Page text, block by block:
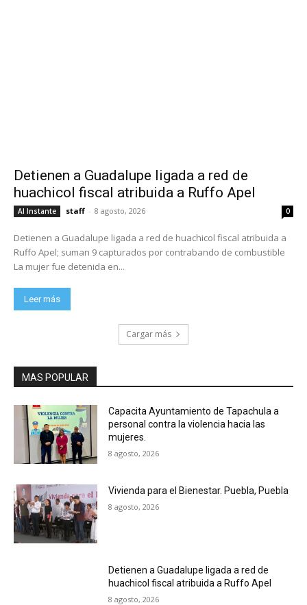
Detienen a Guadalupe ligada a red de
huachicol fiscal atribuida a Ruffo Apel
Al Instante staff - 8 agosto, 2026 0
Detienen a Guadalupe ligada a red de huachicol fiscal atribuida a
Ruffo Apel; suman 9 capturados por contrabando de combustible
La mujer fue detenida en...
Leer más
Cargar más
MAS POPULAR
Capacita Ayuntamiento de Tapachula a
personal contra la violencia hacia las
mujeres.
8 agosto, 2026
Vivienda para el Bienestar. Puebla, Puebla
8 agosto, 2026
Detienen a Guadalupe ligada a red de
huachicol fiscal atribuida a Ruffo Apel
8 agosto, 2026